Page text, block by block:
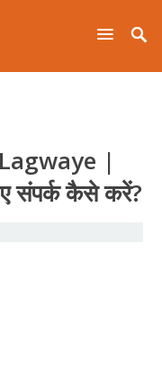
|
संपर्क कैसे करें?